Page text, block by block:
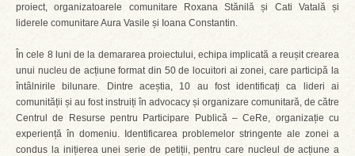
proiect, organizatoarele comunitare Roxana Stănilă și Cati Vatală și
liderele comunitare Aura Vasile și Ioana Constantin.
În cele 8 luni de la demararea proiectului, echipa implicată a reușit crearea
unui nucleu de acțiune format din 50 de locuitori ai zonei, care participă la
întâlnirile bilunare. Dintre aceștia, 10 au fost identificați ca lideri ai
comunității și au fost instruiți în advocacy și organizare comunitară, de către
Centrul de Resurse pentru Participare Publică – CeRe, organizație cu
experiență în domeniu. Identificarea problemelor stringente ale zonei a
condus la inițierea unei serie de petiții, pentru care nucleul de acțiune a